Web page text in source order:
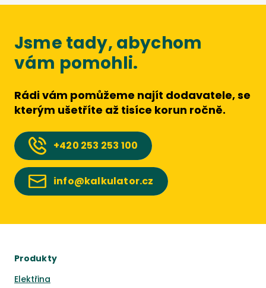
Jsme tady, abychom
vám pomohli.
Rádi vám pomůžeme najít dodavatele, se
kterým ušetříte až tisíce korun ročně.
+420 253 253 100
info@kalkulator.cz
Produkty
Elektřina